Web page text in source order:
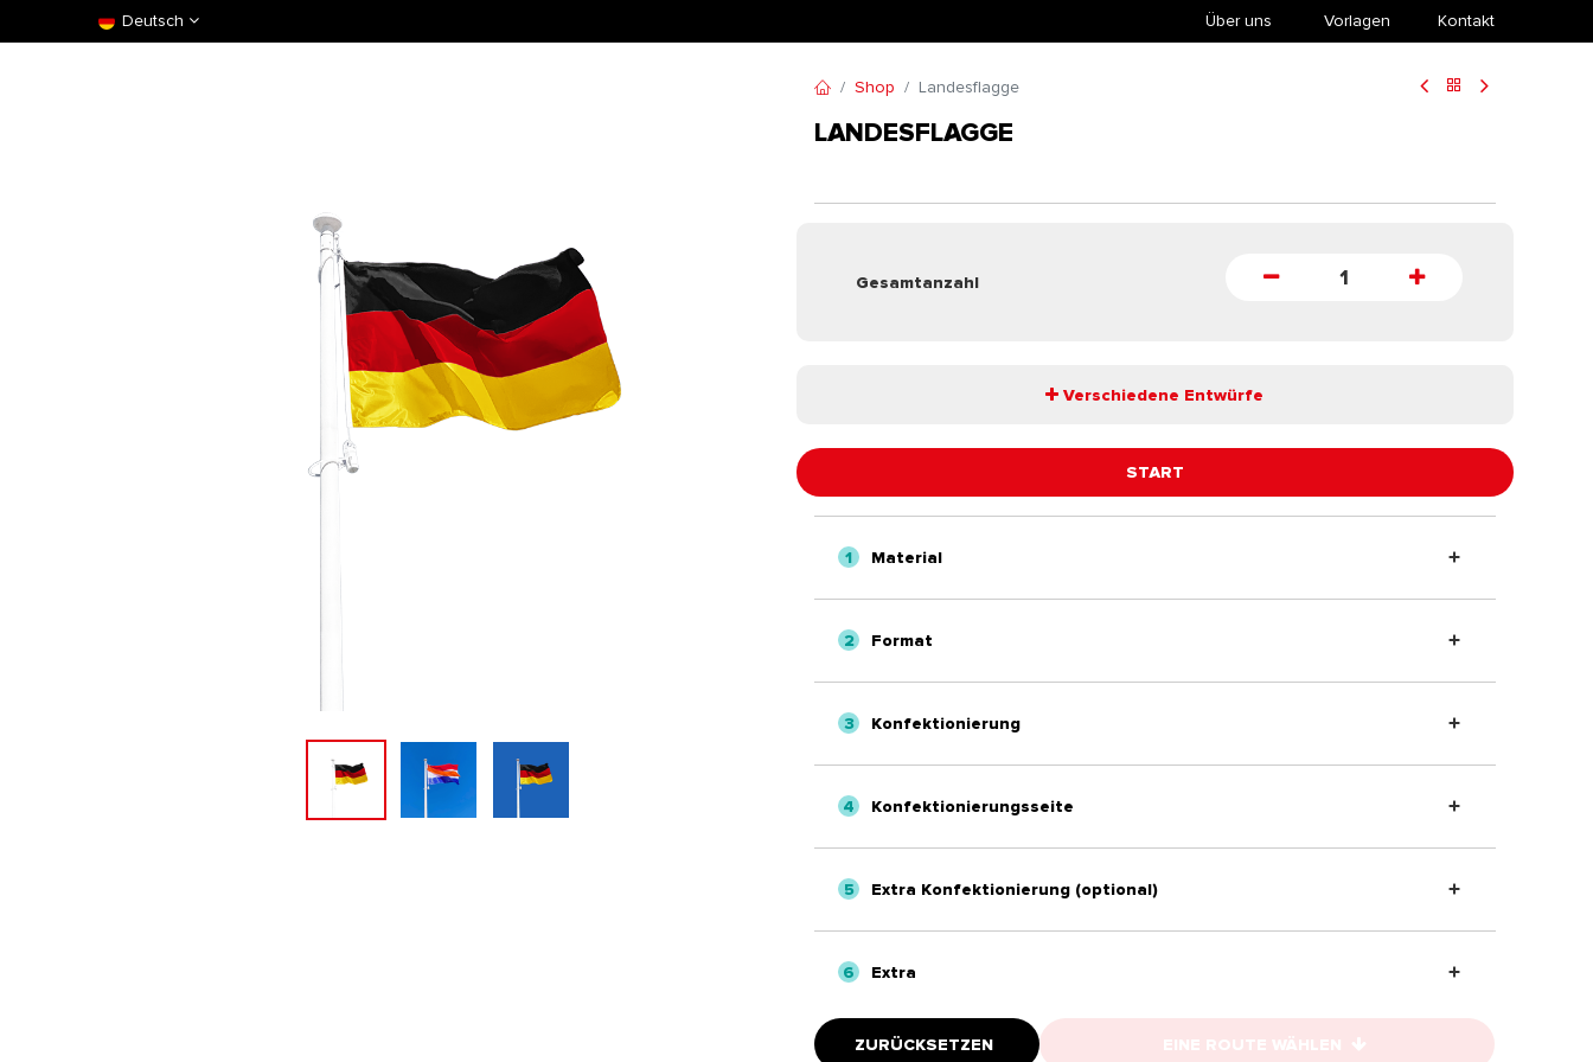
Deutsch Über uns ​Vorlagen Kontakt
Shop Landesflagge
LANDESFLAGGE
Gesamtanzahl
Verschiedene Entwürfe
START
1 Material
2 Format
3 Konfektionierung
4 Konfektionierungsseite
5 Extra Konfektionierung (optional)
6 Extra
ZURÜCKSETZEN EINE ROUTE WÄHLEN